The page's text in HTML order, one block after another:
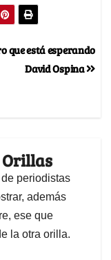
que está esperando
David Ospina
Orillas
periodistas
además
ese que
la otra orilla.